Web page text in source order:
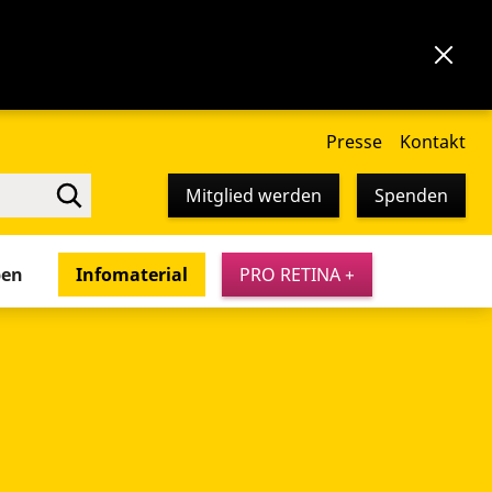
Presse Kontakt
Mitglied werden Spenden
Infomaterial PRO RETINA +